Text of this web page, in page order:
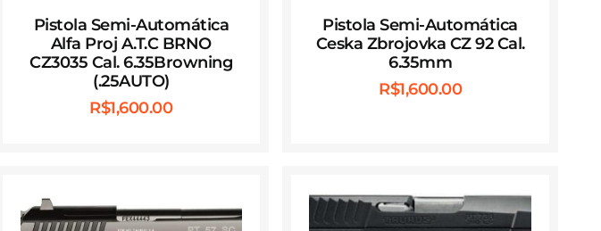
Pistola Semi-Automática
Alfa Proj A.T.C BRNO
CZ3035 Cal. 6.35Browning
(.25AUTO)
R$1,600.00
Pistola Semi-Automática
Ceska Zbrojovka CZ 92 Cal.
6.35mm
R$1,600.00